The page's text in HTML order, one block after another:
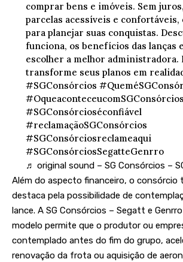
comprar bens e imóveis. Sem
parcelas acessíveis e
para planejar suas conquistas.
funciona, os benefícios das lanças
escolher a melhor administradora.
transforme seus planos em
#SGConsórcios
#OqueaconteceucomSGConsórcios
#SGConsórcioséconfiável
#reclamaçãoSGConsórcios
#SGConsórciosreclameaqui
#SGConsórciosSegatteGenrro
♬ original sound – SG Consórcios –
Além do aspecto financeiro, o consórcio
destaca pela possibilidade de
lance. A SG Consórcios – Segatt e
modelo permite que o produtor ou
contemplado antes do fim do grupo,
renovação da frota ou aquisição de